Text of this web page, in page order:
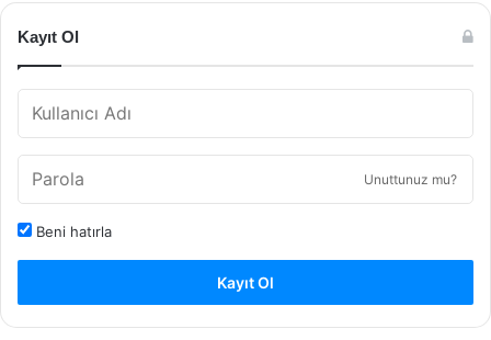
Kayıt Ol
Unuttunuz mu?
Beni hatırla
Kayıt Ol